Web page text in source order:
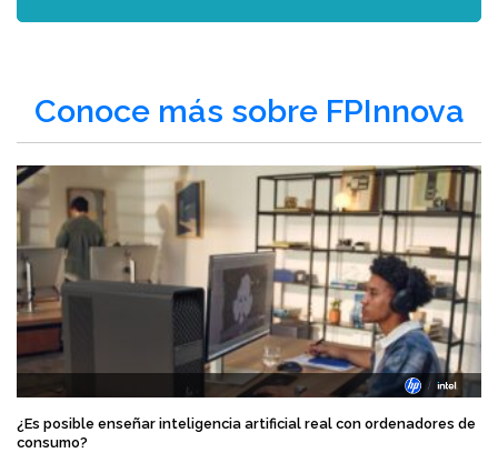
Conoce más sobre FPInnova
¿Es posible enseñar inteligencia artificial real con ordenadores de
consumo?